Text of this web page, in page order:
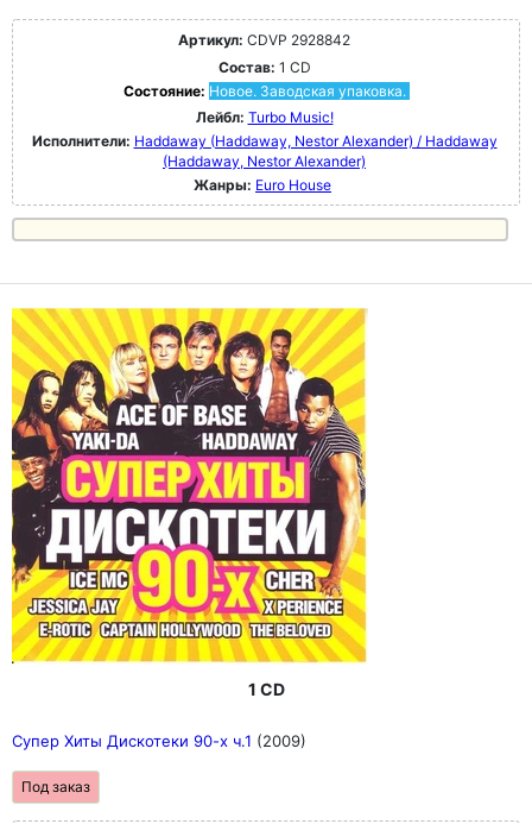
Артикул: CDVP 2928842
Состав: 1 CD
Состояние: Новое. Заводская упаковка.
Лейбл: Turbo Music!
Исполнители: Haddaway (Haddaway, Nestor Alexander) / Haddaway
(Haddaway, Nestor Alexander)
Жанры: Euro House
1 CD
Супер Хиты Дискотеки 90-х ч.1 (2009)
Под заказ